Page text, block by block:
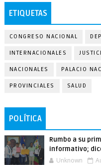
ETIQUETAS
CONGRESO NACIONAL
INTERNACIONALES
NACIONALES PALACIO
PROVINCIALES SALUD
POLÍTICA
Rumbo a su
informativo;
Unknown